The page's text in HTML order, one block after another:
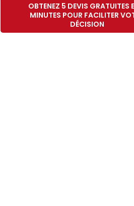
OBTENEZ 5 DEVIS GRATUITES
MINUTES POUR FACILITER
DÉCISION